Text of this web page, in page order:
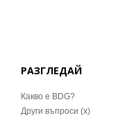
РАЗГЛЕДАЙ
Какво е BDG?
Други въпроси (x)